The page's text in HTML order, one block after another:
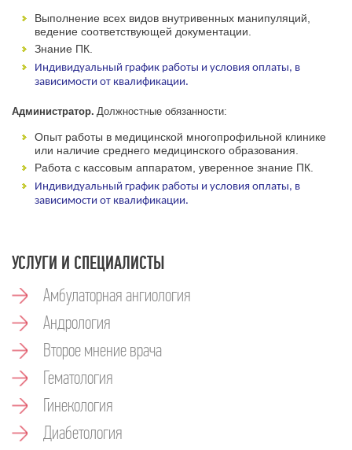
Выполнение всех видов внутривенных манипуляций,
ведение соответствующей документации.
Знание ПК.
Индивидуальный график работы и условия оплаты, в
зависимости от квалификации.
Администратор. Должностные обязанности:
Опыт работы в медицинской многопрофильной клинике
или наличие среднего медицинского образования.
Работа с кассовым аппаратом, уверенное знание ПК.
Индивидуальный график работы и условия оплаты, в
зависимости от квалификации.
УСЛУГИ И СПЕЦИАЛИСТЫ
Амбулаторная ангиология
Андрология
Второе мнение врача
Гематология
Гинекология
Диабетология